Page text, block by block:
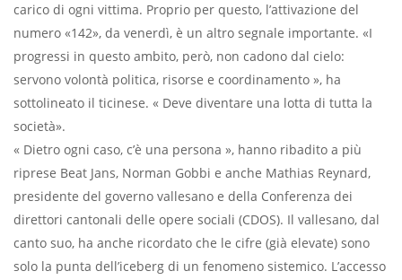
carico di ogni vittima. Proprio per questo, l’attivazione del
numero «142», da venerdì, è un altro segnale importante. «I
progressi in questo ambito, però, non cadono dal cielo:
servono volontà politica, risorse e coordinamento », ha
sottolineato il ticinese. « Deve diventare una lotta di tutta la
società».
« Dietro ogni caso, c’è una persona », hanno ribadito a più
riprese Beat Jans, Norman Gobbi e anche Mathias Reynard,
presidente del governo vallesano e della Conferenza dei
direttori cantonali delle opere sociali (CDOS). Il vallesano, dal
canto suo, ha anche ricordato che le cifre (già elevate) sono
solo la punta dell’iceberg di un fenomeno sistemico. L’accesso